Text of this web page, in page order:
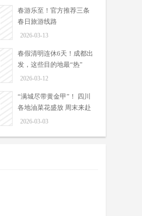
春游乐至！官方推荐三条
春日旅游线路
2026-03-13
春假清明连休6天！成都出
发，这些目的地最“热”
2026-03-12
“满城尽带黄金甲”！ 四川
各地油菜花盛放 周末来赴
一场“黄金海” 之约
2026-03-03
从市中心出发玩转成都！这份
蓉城漫游地图请收好
4月26日记者从成都市商务局获悉，
2026“缤纷五月 活力成都”促消费活动
划，五大主题路线串起全城“...
春游乐至！官方推荐三条春日
旅游线路
春意渐浓，正是踏青好时节。3月11